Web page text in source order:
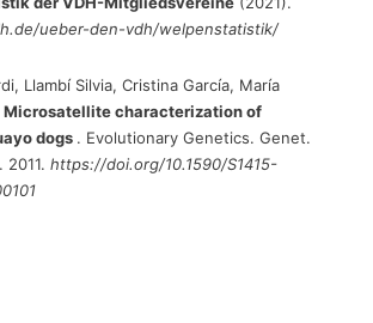
ueber-den-vdh/welpenstatistik/
Llambí Silvia, Cristina García, María
Microsatellite characterization of
dogs . Evolutionary Genetics. Genet.
2011. https://doi.org/10.1590/S1415-